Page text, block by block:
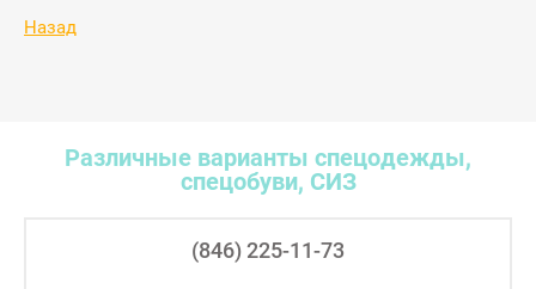
Назад
Различные варианты спецодежды,
спецобуви, СИЗ
(846) 225-11-73